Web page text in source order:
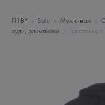
FH.BY Sale Мужчинам
худи, олимпийки
Толстовка